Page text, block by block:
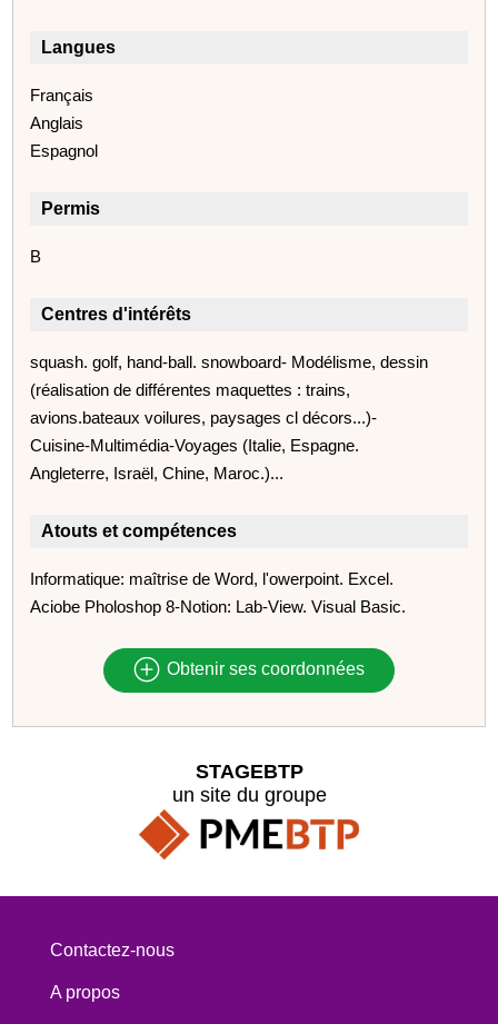
Langues
Français
Anglais
Espagnol
Permis
B
Centres d'intérêts
squash. golf, hand-ball. snowboard- Modélisme, dessin
(réalisation de différentes maquettes : trains,
avions.bateaux voilures, paysages cl décors...)-
Cuisine-Multimédia-Voyages (Italie, Espagne.
Angleterre, Israël, Chine, Maroc.)...
Atouts et compétences
Informatique: maîtrise de Word, l'owerpoint. Excel.
Aciobe Pholoshop 8-Notion: Lab-View. Visual Basic.
Obtenir ses coordonnées
STAGEBTP
un site du groupe
Contactez-nous
A propos